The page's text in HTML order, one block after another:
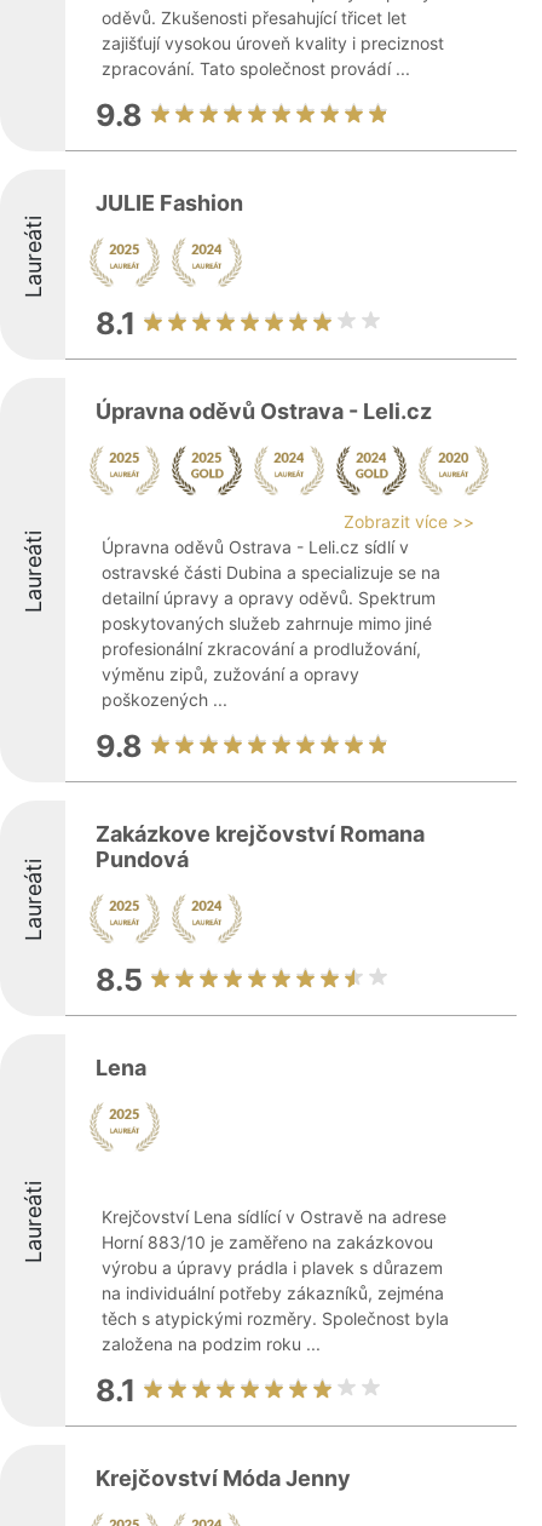
oděvů. Zkušenosti přesahující třicet let
zajišťují vysokou úroveň kvality i preciznost
zpracování. Tato společnost provádí ...
9.8
Laureáti
JULIE Fashion
8.1
Laureáti
Úpravna oděvů Ostrava - Leli.cz
Zobrazit více >>
Úpravna oděvů Ostrava - Leli.cz sídlí v
ostravské části Dubina a specializuje se na
detailní úpravy a opravy oděvů. Spektrum
poskytovaných služeb zahrnuje mimo jiné
profesionální zkracování a prodlužování,
výměnu zipů, zužování a opravy
poškozených ...
9.8
Laureáti
Zakázkove krejčovství Romana
Pundová
8.5
Laureáti
Lena
Krejčovství Lena sídlící v Ostravě na adrese
Horní 883/10 je zaměřeno na zakázkovou
výrobu a úpravy prádla i plavek s důrazem
na individuální potřeby zákazníků, zejména
těch s atypickými rozměry. Společnost byla
založena na podzim roku ...
8.1
Krejčovství Móda Jenny